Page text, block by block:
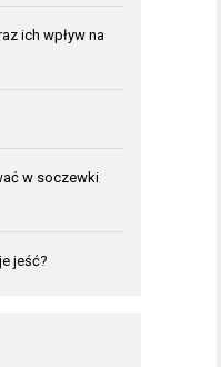
ich wpływ na
w soczewki
jeść?